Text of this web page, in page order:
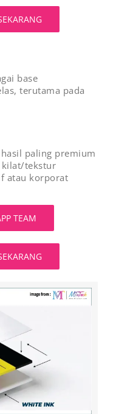
base
terutama pada
paling premium
kilat/tekstur
atau korporat
TEAM